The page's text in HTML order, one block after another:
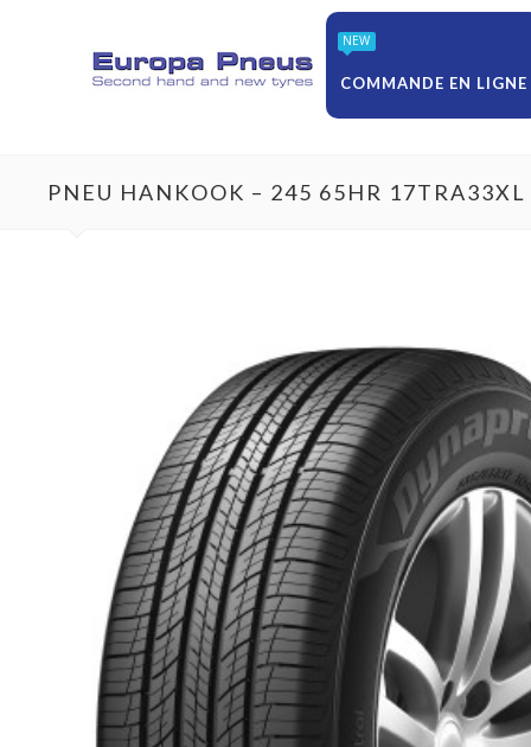
NEW
COMMANDE EN LIGNE
PNEU HANKOOK – 245 65HR 17TRA33XL